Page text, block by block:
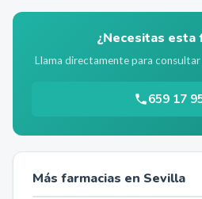
¿Necesitas esta
Llama directamente para
659 17
Más farmacias en Sevilla